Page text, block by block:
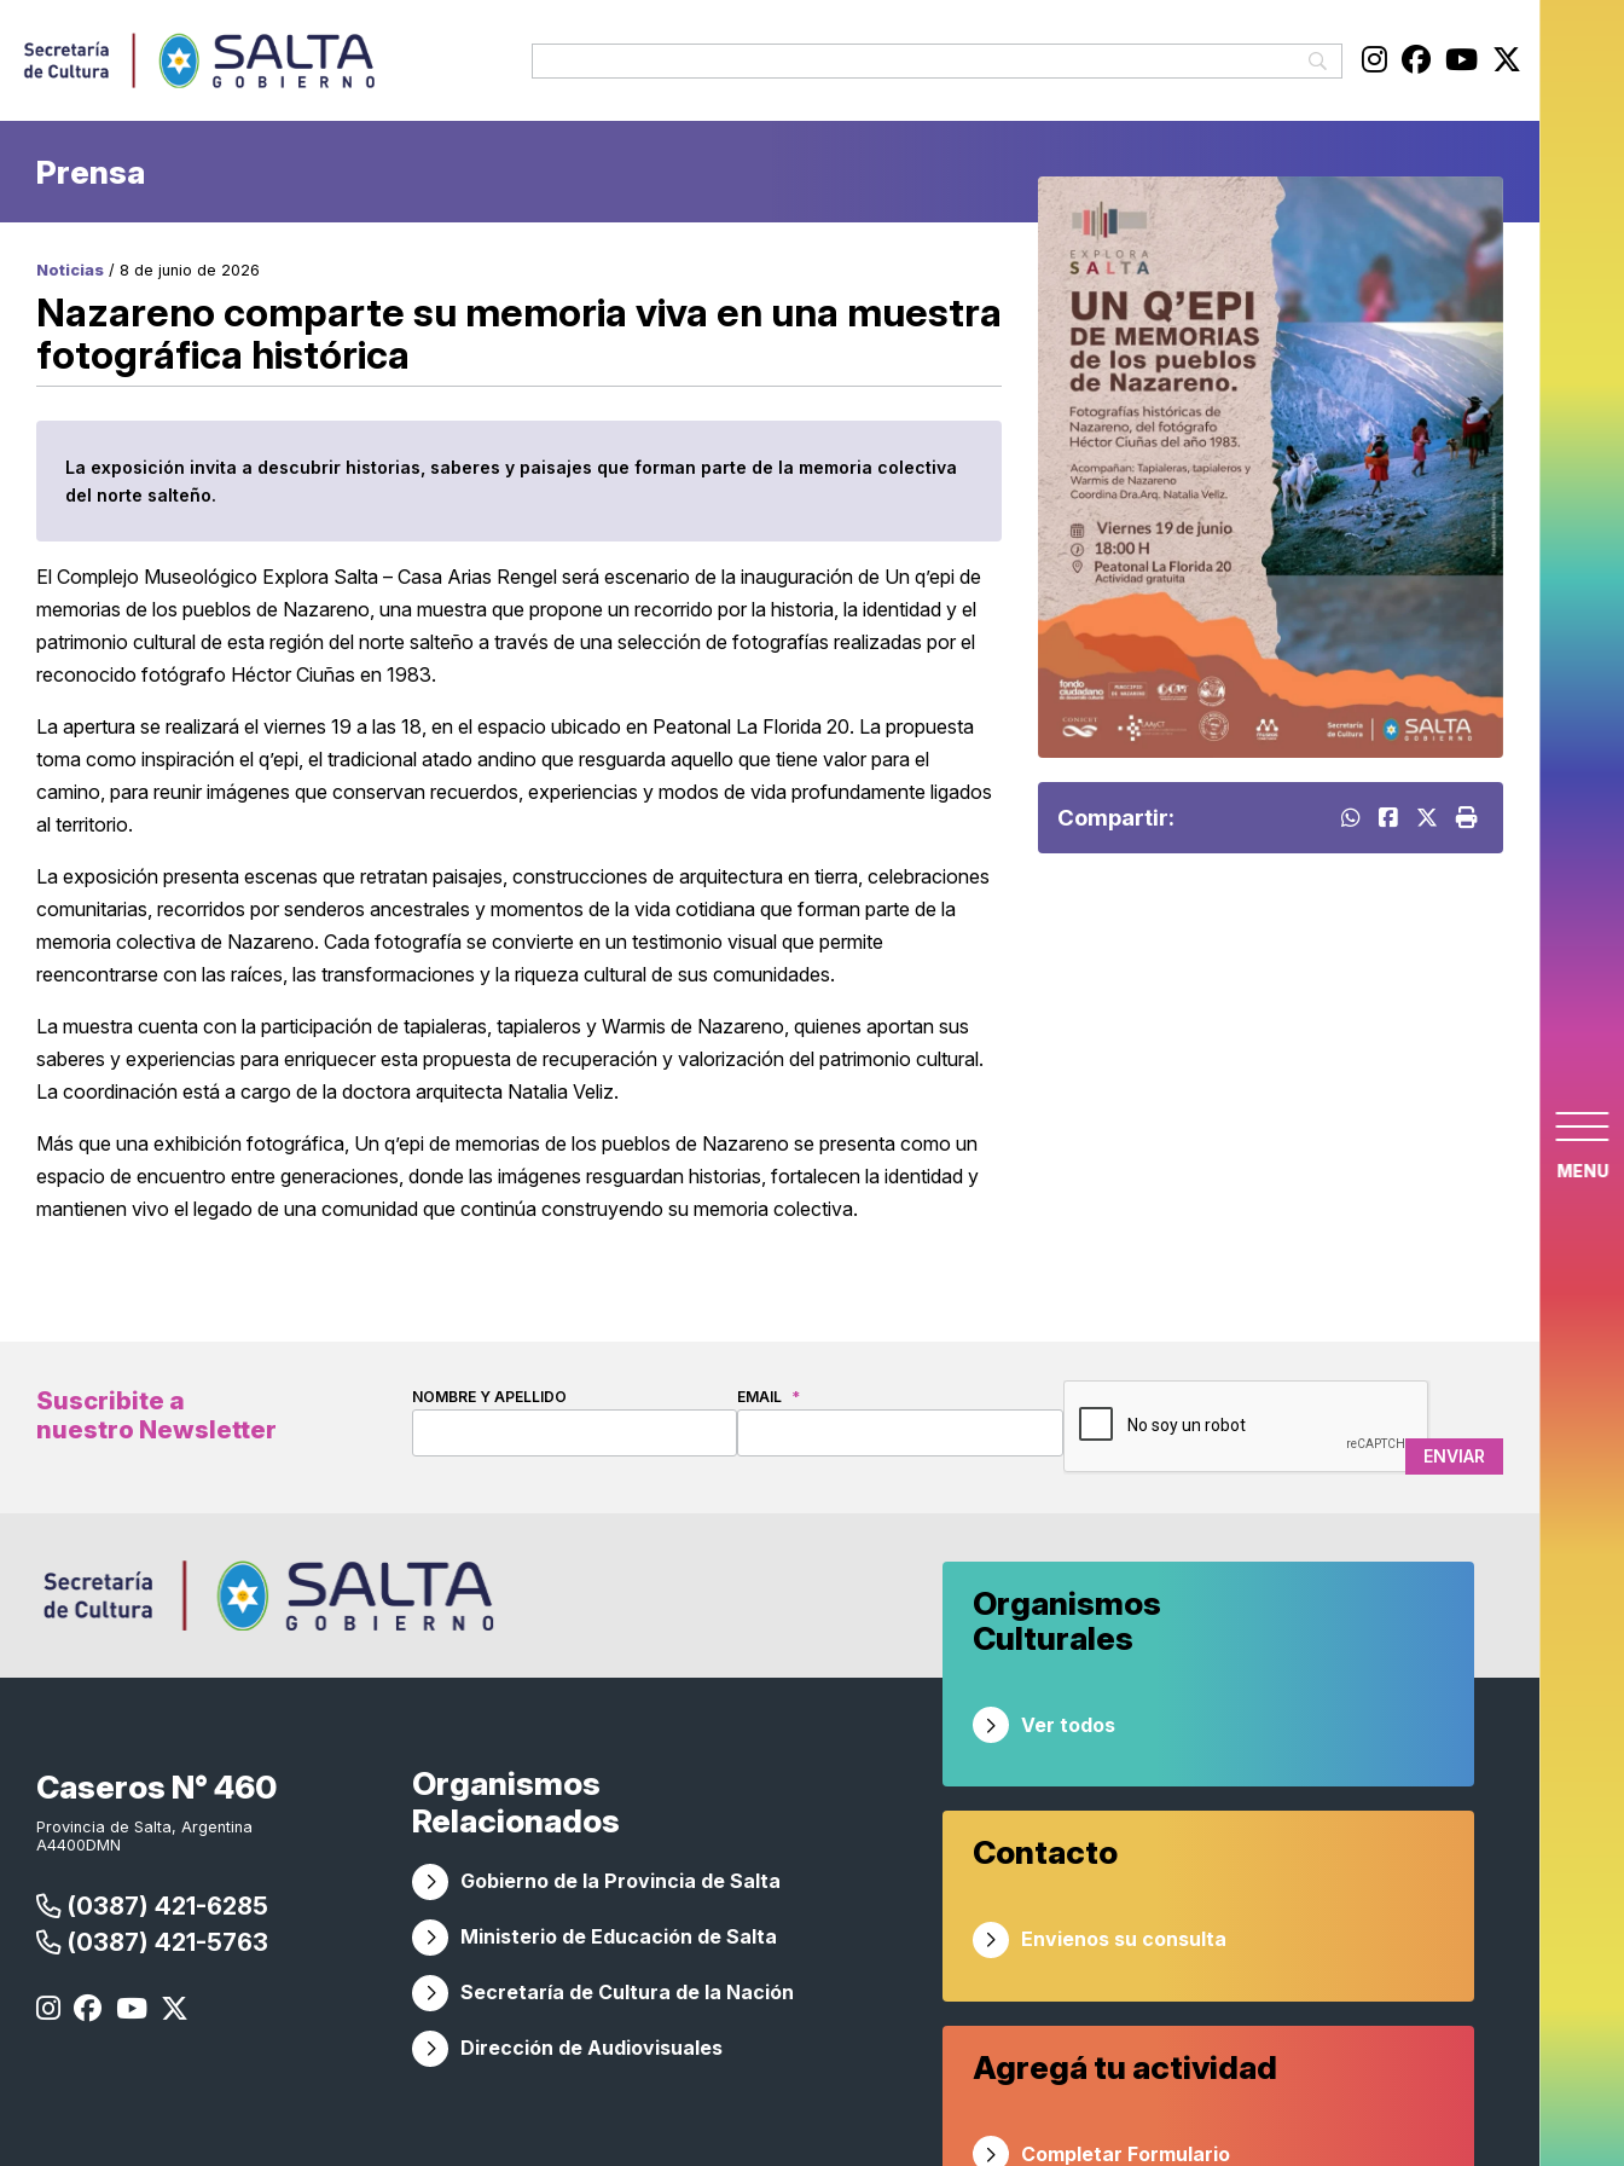
MENU
Prensa
Noticias / 8 de junio de 2026
Nazareno comparte su memoria viva en una muestra
fotográfica histórica
La exposición invita a descubrir historias, saberes y paisajes que forman parte de la memoria colectiva
del norte salteño.
El Complejo Museológico Explora Salta – Casa Arias Rengel será escenario de la inauguración de Un q’epi de
memorias de los pueblos de Nazareno, una muestra que propone un recorrido por la historia, la identidad y el
patrimonio cultural de esta región del norte salteño a través de una selección de fotografías realizadas por el
reconocido fotógrafo Héctor Ciuñas en 1983.
La apertura se realizará el viernes 19 a las 18, en el espacio ubicado en Peatonal La Florida 20. La propuesta
toma como inspiración el q’epi, el tradicional atado andino que resguarda aquello que tiene valor para el
camino, para reunir imágenes que conservan recuerdos, experiencias y modos de vida profundamente ligados
al territorio.
La exposición presenta escenas que retratan paisajes, construcciones de arquitectura en tierra, celebraciones
comunitarias, recorridos por senderos ancestrales y momentos de la vida cotidiana que forman parte de la
memoria colectiva de Nazareno. Cada fotografía se convierte en un testimonio visual que permite
reencontrarse con las raíces, las transformaciones y la riqueza cultural de sus comunidades.
La muestra cuenta con la participación de tapialeras, tapialeros y Warmis de Nazareno, quienes aportan sus
saberes y experiencias para enriquecer esta propuesta de recuperación y valorización del patrimonio cultural.
La coordinación está a cargo de la doctora arquitecta Natalia Veliz.
Más que una exhibición fotográfica, Un q’epi de memorias de los pueblos de Nazareno se presenta como un
espacio de encuentro entre generaciones, donde las imágenes resguardan historias, fortalecen la identidad y
mantienen vivo el legado de una comunidad que continúa construyendo su memoria colectiva.
Compartir:
Suscribite a
nuestro Newsletter
NOMBRE Y APELLIDO EMAIL *
Caseros N° 460
Provincia de Salta, Argentina
A4400DMN
(0387) 421-6285
(0387) 421-5763
Organismos
Relacionados
Gobierno de la Provincia de Salta
Ministerio de Educación de Salta
Secretaría de Cultura de la Nación
Dirección de Audiovisuales
Organismos
Culturales
Ver todos
Contacto
Envienos su consulta
Agregá tu actividad
Completar Formulario